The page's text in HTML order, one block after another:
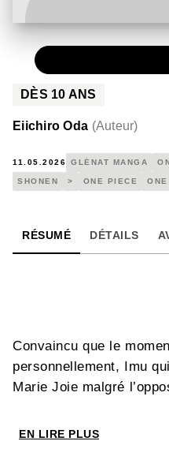
DÈS 10 ANS
Eiichiro Oda (Auteur)
11.05.2026 GLÉNAT MANGA
SHONEN > ONE PIECE
RÉSUMÉ DÉTAILS
Convaincu que le
personnellement, Imu
Marie Joie malgré
EN LIRE PLUS